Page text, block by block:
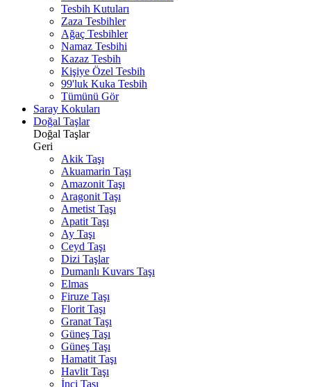
Tesbih Kutuları
Zaza Tesbihler
Ağaç Tesbihler
Namaz Tesbihi
Kazaz Tesbih
Kişiye Özel Tesbih
99'luk Kuka Tesbih
Tümünü Gör
Saray Kokuları
Doğal Taşlar
Doğal Taşlar
Geri
Akik Taşı
Akuamarin Taşı
Amazonit Taşı
Aragonit Taşı
Ametist Taşı
Apatit Taşı
Ay Taşı
Ceyd Taşı
Dizi Taşlar
Dumanlı Kuvars Taşı
Elmas
Firuze Taşı
Florit Taşı
Granat Taşı
Güneş Taşı
Güneş Taşı
Hamatit Taşı
Havlit Taşı
İnci Taşı